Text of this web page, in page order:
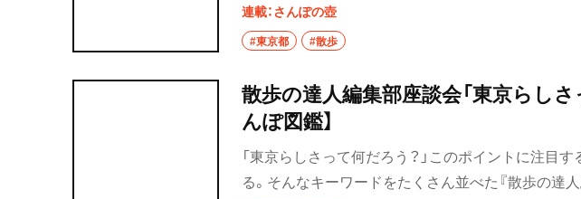
家族でドライブに出かける際は、高速道路の工事現場
会うことを何よりの楽しみとしていた。中でも私の
レストランや喫茶店の店頭に飾られている食品サン
連載：さんぽの壺
#東京都 #散歩
散歩の達人編集部座談会「東京らしさ
んぽ図鑑】
「東京らしさって何だろう？」このポイントに注目
る。そんなキーワードをたくさん並べた『散歩の達